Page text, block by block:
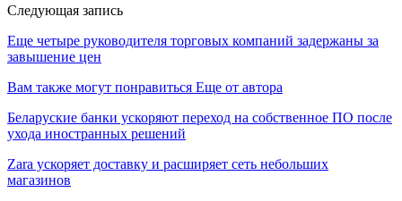
Следующая запись
Еще четыре руководителя торговых компаний задержаны за
завышение цен
Вам также могут понравиться Еще от автора
Беларуские банки ускоряют переход на собственное ПО после
ухода иностранных решений
Zara ускоряет доставку и расширяет сеть небольших
магазинов